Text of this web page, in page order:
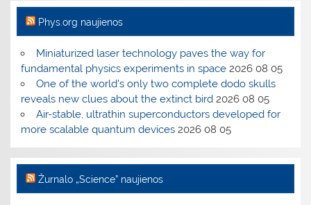
Phys.org naujienos
Miniaturized laser technology paves the way for
fundamental physics experiments in space 2026 08 05
One of the world's only two complete dodo skulls
reveals new clues about the extinct bird 2026 08 05
Air-stable, ultrathin superconductors developed for
more scalable quantum devices 2026 08 05
Žurnalo „Science” naujienos